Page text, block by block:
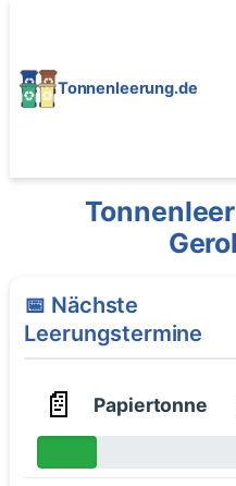
Tonnenleerung.de
📅 Nächste
Leerungstermine
📄 Papiertonne